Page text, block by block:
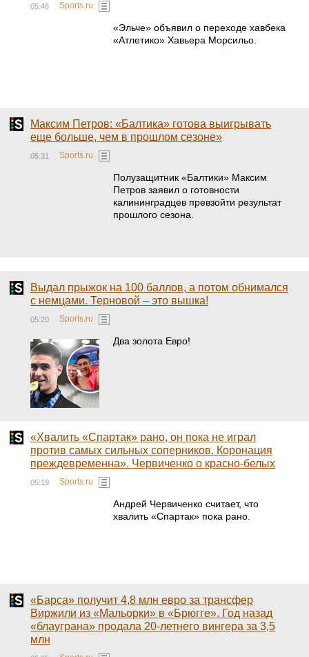
05:46 Sports.ru
«Эльче» объявил о переходе хавбека
«Атлетико» Хавьера Морсильо.
Максим Петров: «Балтика» готова выигрывать
еще больше, чем в прошлом сезоне»
05:31 Sports.ru
Полузащитник «Балтики» Максим
Петров заявил о готовности
калининградцев превзойти результат
прошлого сезона.
Выдал прыжок на 100 баллов, а потом обнимался
с немцами. Терновой – это вышка!
05:20 Sports.ru
Два золота Евро!
«Хвалить «Спартак» рано, он пока не играл
против самых сильных соперников. Коронация
преждевременна». Червиченко о красно-белых
05:19 Sports.ru
Андрей Червиченко считает, что
хвалить «Спартак» пока рано.
«Барса» получит 4,8 млн евро за трансфер
Виржили из «Мальорки» в «Брюгге». Год назад
«блауграна» продала 20-летнего вингера за 3,5
млн